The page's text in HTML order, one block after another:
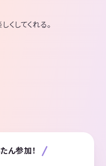
くしてくれる。
ん参加！